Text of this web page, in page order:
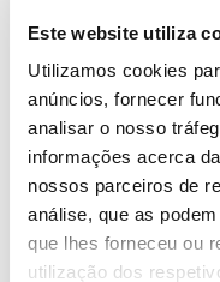
Este website utiliza
Utilizamos cookies
anúncios, fornecer
analisar o nosso
informações acerca
nossos parceiros de
análise, que as
que lhes forneceu ou
utilização dos